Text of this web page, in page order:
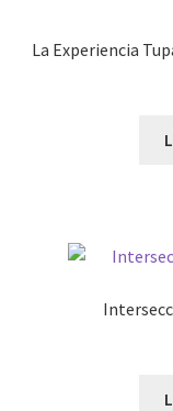
La Experiencia